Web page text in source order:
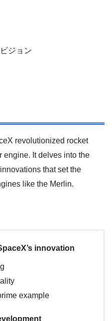
ジョン
revolutionized rocket
engine. It delves into the
that set the
like the Merlin.
innovation
example